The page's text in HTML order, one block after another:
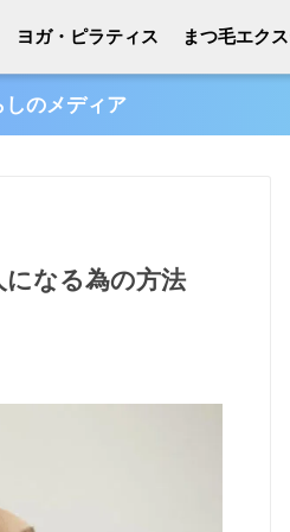
ヨガ・ピラティス まつ毛エク
しのメディア
なる為の方法